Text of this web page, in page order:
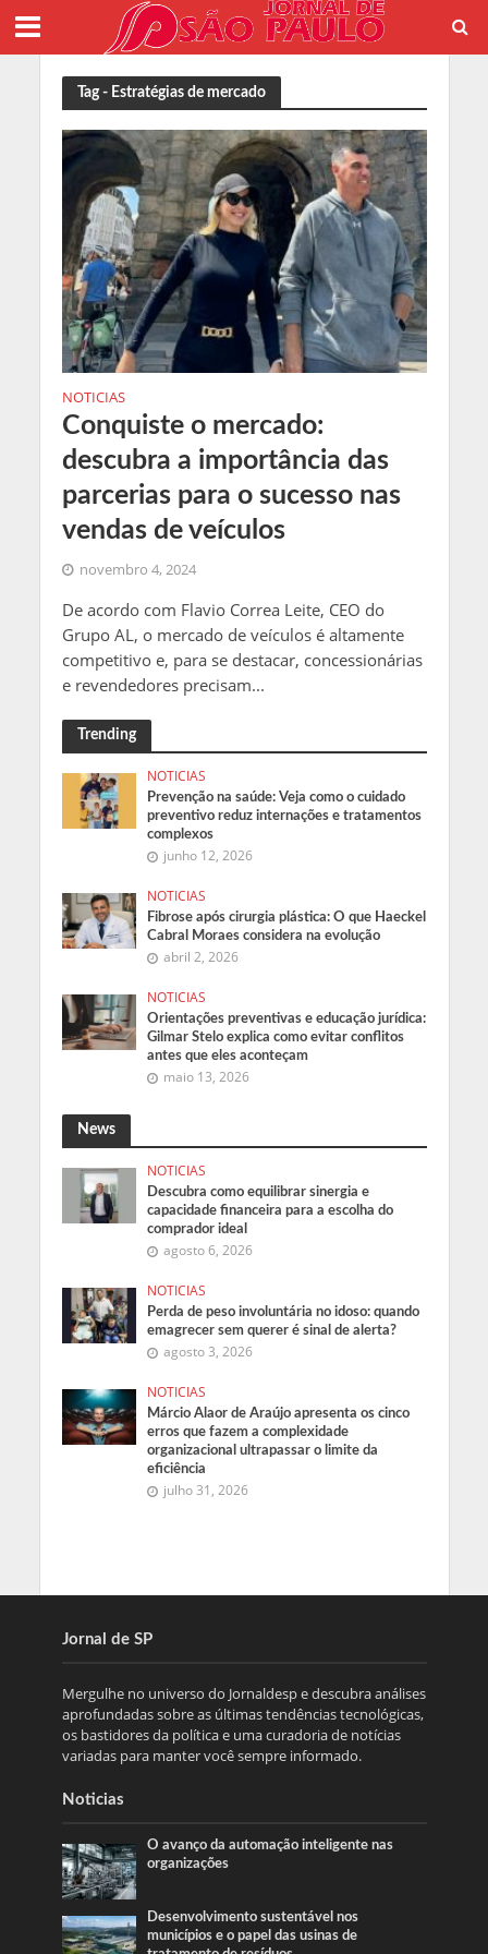
Tag - Estratégias de mercado
NOTICIAS
Conquiste o mercado:
descubra a importância das
parcerias para o sucesso nas
vendas de veículos
novembro 4, 2024
De acordo com Flavio Correa Leite, CEO do
Grupo AL, o mercado de veículos é altamente
competitivo e, para se destacar, concessionárias
e revendedores precisam...
Trending
NOTICIAS
Prevenção na saúde: Veja como o cuidado
preventivo reduz internações e tratamentos
complexos
junho 12, 2026
NOTICIAS
Fibrose após cirurgia plástica: O que Haeckel
Cabral Moraes considera na evolução
abril 2, 2026
NOTICIAS
Orientações preventivas e educação jurídica:
Gilmar Stelo explica como evitar conflitos
antes que eles aconteçam
maio 13, 2026
News
NOTICIAS
Descubra como equilibrar sinergia e
capacidade financeira para a escolha do
comprador ideal
agosto 6, 2026
NOTICIAS
Perda de peso involuntária no idoso: quando
emagrecer sem querer é sinal de alerta?
agosto 3, 2026
NOTICIAS
Márcio Alaor de Araújo apresenta os cinco
erros que fazem a complexidade
organizacional ultrapassar o limite da
eficiência
julho 31, 2026
Jornal de SP
Mergulhe no universo do Jornaldesp e descubra análises
aprofundadas sobre as últimas tendências tecnológicas,
os bastidores da política e uma curadoria de notícias
variadas para manter você sempre informado.
Noticias
O avanço da automação inteligente nas
organizações
Desenvolvimento sustentável nos
municípios e o papel das usinas de